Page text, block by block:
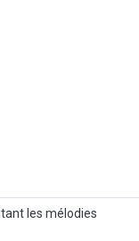
les mélodies